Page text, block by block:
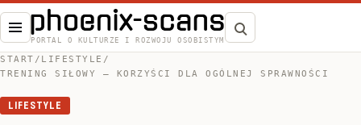
Otwórz menu
PORTAL O KULTURZE I ROZWOJU OSOBISTYM Szukaj
START / LIFESTYLE /
TRENING SIŁOWY – KORZYŚCI DLA OGÓLNEJ SPRAWNOŚCI
LIFESTYLE